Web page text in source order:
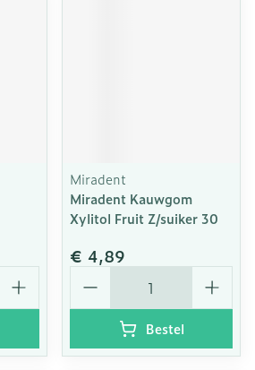
Miradent
Miradent Kauwgom
Xylitol Fruit Z/suiker 30
€ 4,89
Aantal
Bestel